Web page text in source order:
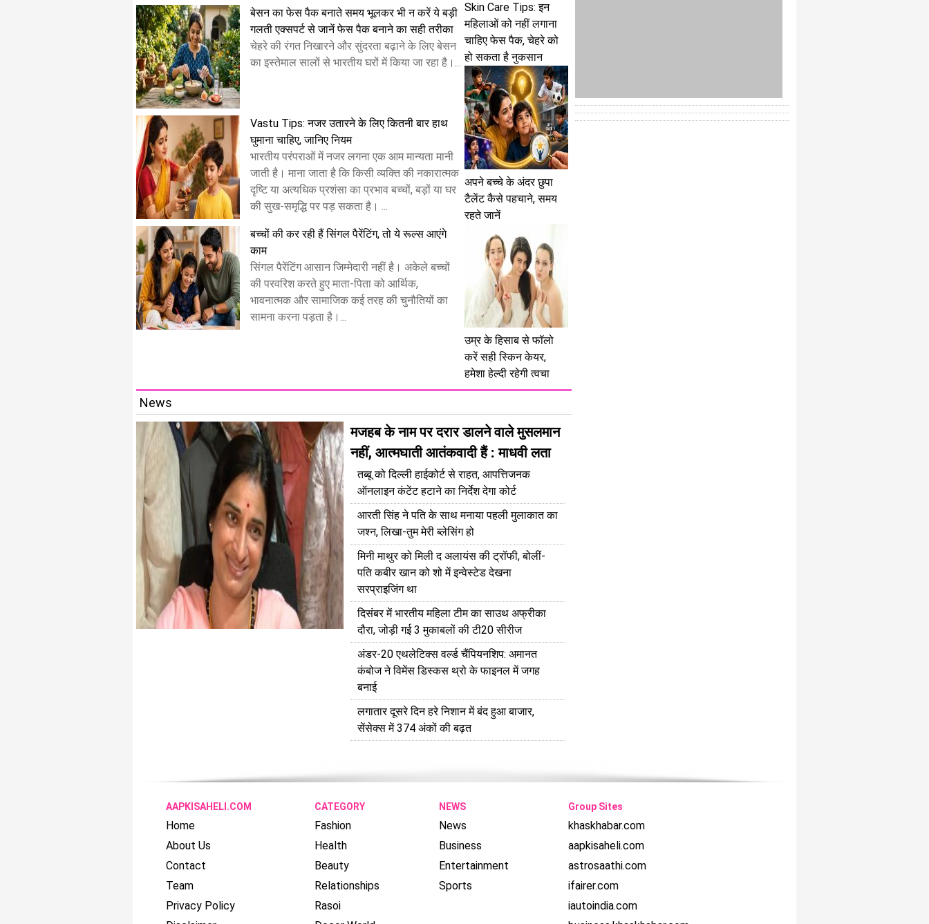
बेसन का फेस पैक बनाते समय भूलकर भी न करें ये बड़ी
गलती एक्सपर्ट से जानें फेस पैक बनाने का सही तरीका
चेहरे की रंगत निखारने और सुंदरता बढ़ाने के लिए बेसन
का इस्तेमाल सालों से भारतीय घरों में किया जा रहा है।...
Vastu Tips: नजर उतारने के लिए कितनी बार हाथ
घुमाना चाहिए, जानिए नियम
भारतीय परंपराओं में नजर लगना एक आम मान्यता मानी
जाती है। माना जाता है कि किसी व्यक्ति की नकारात्मक
दृष्टि या अत्यधिक प्रशंसा का प्रभाव बच्चों, बड़ों या घर
की सुख-समृद्धि पर पड़ सकता है। ...
बच्चों की कर रही हैं सिंगल पैरेंटिंग, तो ये रूल्स आएंगे
काम
सिंगल पैरेंटिंग आसान जिम्मेदारी नहीं है। अकेले बच्चों
की परवरिश करते हुए माता-पिता को आर्थिक,
भावनात्मक और सामाजिक कई तरह की चुनौतियों का
सामना करना पड़ता है।...
Skin Care Tips: इन
महिलाओं को नहीं लगाना
चाहिए फेस पैक, चेहरे को
हो सकता है नुकसान
अपने बच्चे के अंदर छुपा
टैलेंट कैसे पहचाने, समय
रहते जानें
उम्र के हिसाब से फॉलो
करें सही स्किन केयर,
हमेशा हेल्दी रहेगी त्वचा
News
मजहब के नाम पर दरार डालने वाले मुसलमान
नहीं, आत्मघाती आतंकवादी हैं : माधवी लता
तब्बू को दिल्ली हाईकोर्ट से राहत, आपत्तिजनक
ऑनलाइन कंटेंट हटाने का निर्देश देगा कोर्ट
आरती सिंह ने पति के साथ मनाया पहली मुलाकात का
जश्न, लिखा-तुम मेरी ब्लेसिंग हो
मिनी माथुर को मिली द अलायंस की ट्रॉफी, बोलीं-
पति कबीर खान को शो में इन्वेस्टेड देखना
सरप्राइजिंग था
दिसंबर में भारतीय महिला टीम का साउथ अफ्रीका
दौरा, जोड़ी गई 3 मुकाबलों की टी20 सीरीज
अंडर-20 एथलेटिक्स वर्ल्ड चैंपियनशिप: अमानत
कंबोज ने विमेंस डिस्कस थ्रो के फाइनल में जगह
बनाई
लगातार दूसरे दिन हरे निशान में बंद हुआ बाजार,
सेंसेक्स में 374 अंकों की बढ़त
AAPKISAHELI.COM
Home
About Us
Contact
Team
Privacy Policy
CATEGORY
Fashion
Health
Beauty
Relationships
Rasoi
NEWS
News
Business
Entertainment
Sports
Group Sites
khaskhabar.com
aapkisaheli.com
astrosaathi.com
ifairer.com
iautoindia.com